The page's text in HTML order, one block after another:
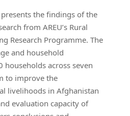
the findings of the
from AREU’s Rural
Research Programme. The
and household
across seven
to improve the
livelihoods in Afghanistan
evaluation capacity of